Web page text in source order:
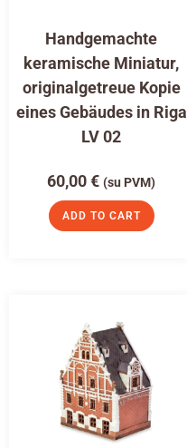
Handgemachte
keramische Miniatur,
originalgetreue Kopie
eines Gebäudes in Riga
LV 02
60,00€ (su PVM)
ADD TO CART